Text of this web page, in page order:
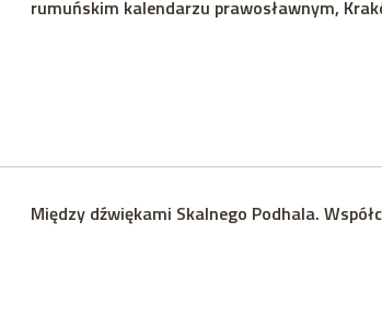
rumuńskim kalendarzu prawosławnym,
Między dźwiękami Skalnego Podhala.